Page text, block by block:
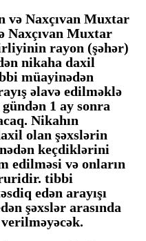
və Naxçıvan Muxtar
Naxçıvan Muxtar
nin rayon (şəhər)
nikaha daxil
müayinədən
əlavə edilməklə
1 ay sonra
Nikahın
olan şəxslərin
keçdiklərini
edilməsi və onların
tibbi
edən arayışı
şəxslər arasında